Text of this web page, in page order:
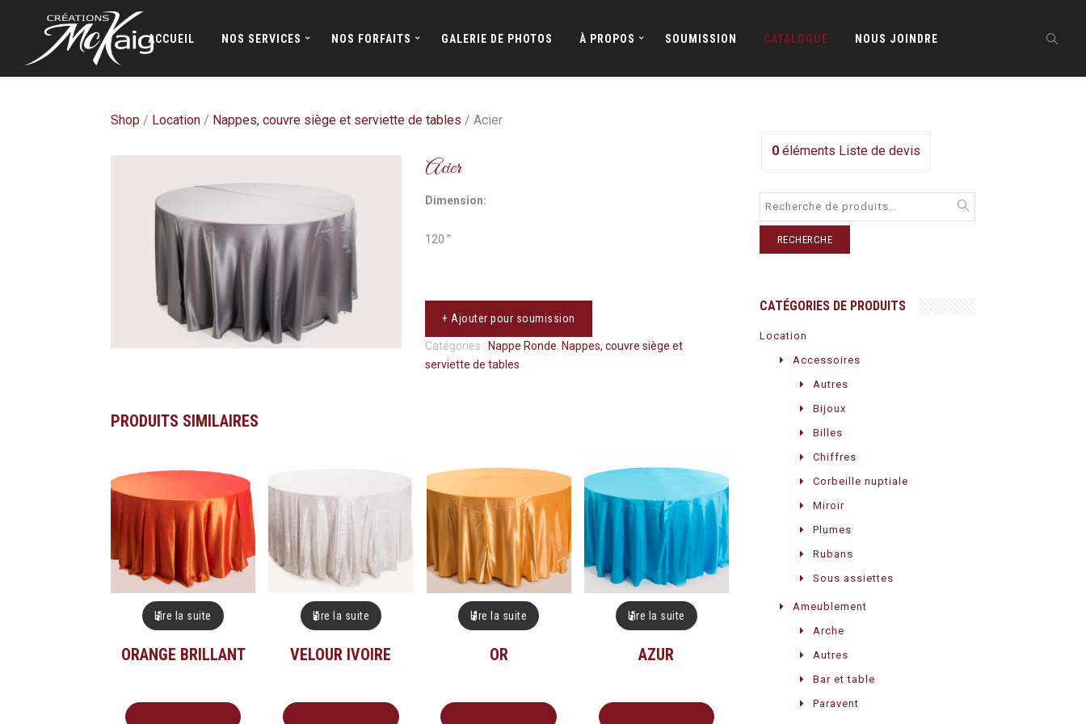
ACCUEIL NOS SERVICES NOS FORFAITS GALERIE DE PHOTOS À PROPOS SOUMISSION CATALOGUE NOUS JOINDRE
Shop / Location / Nappes, couvre siège et serviette de tables / Acier
Acier
Dimension:
120 ’’
+ Ajouter pour soumission
Catégories : Nappe Ronde, Nappes, couvre siège et
serviette de tables
PRODUITS SIMILAIRES
Lire la suite
ORANGE BRILLANT
Lire la suite
VELOUR IVOIRE
Lire la suite
OR
Lire la suite
AZUR
0éléments Liste de devis
RECHERCHE
CATÉGORIES DE PRODUITS
Location
Accessoires
Autres
Bijoux
Billes
Chiffres
Corbeille nuptiale
Miroir
Plumes
Rubans
Sous assiettes
Ameublement
Arche
Autres
Bar et table
Paravent